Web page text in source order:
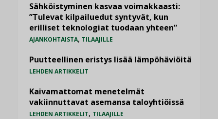
Sähköistyminen kasvaa voimakkaasti:
”Tulevat kilpailuedut syntyvät, kun
erilliset teknologiat tuodaan yhteen”
AJANKOHTAISTA, TILAAJILLE
Puutteellinen eristys lisää lämpöhäviöitä
LEHDEN ARTIKKELIT
Kaivamattomat menetelmät
vakiinnuttavat asemansa taloyhtiöissä
LEHDEN ARTIKKELIT, TILAAJILLE